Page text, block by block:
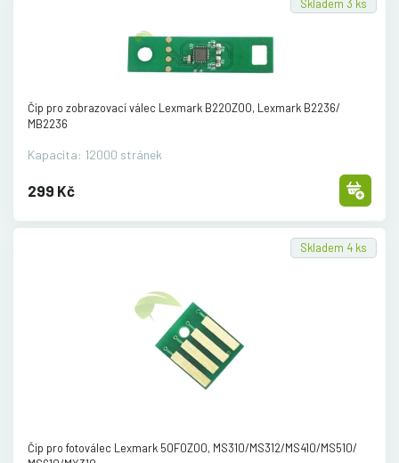
Čip pro zobrazovací válec Lexmark B220Z00, Lexmark B2236/
MB2236
Kapacita: 12000 stránek
299 Kč
Skladem 4 ks
Čip pro fotoválec Lexmark 50F0Z00, MS310/MS312/MS410/MS510/